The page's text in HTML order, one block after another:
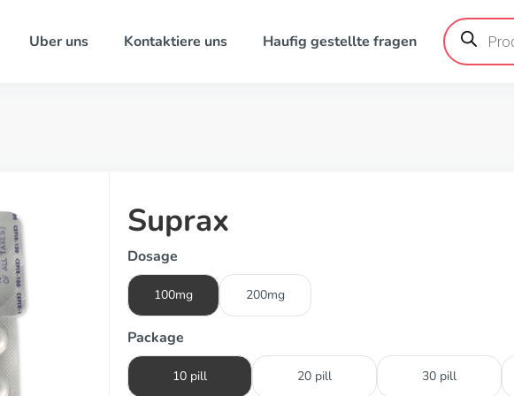
Uber uns Kontaktiere uns Haufig gestellte fragen
Products
search
Suprax
Dosage
100mg 200mg
Package
10 pill 20 pill 30 pill